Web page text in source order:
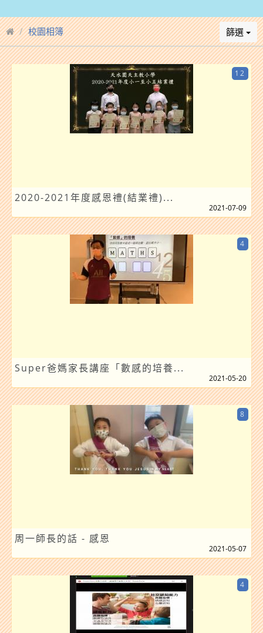
校園相簿 篩選
2020-2021年度感恩禮(結業禮)...
12
2021-07-09
Super爸媽家長講座「數感的培養...
4
2021-05-20
周一師長的話 - 感恩
8
2021-05-07
4